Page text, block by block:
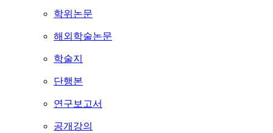
학위논문
해외학술논문
학술지
단행본
연구보고서
공개강의